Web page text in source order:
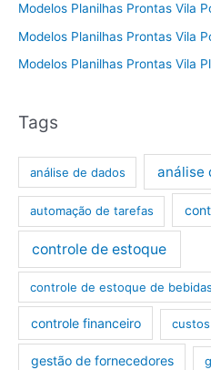
Modelos Planilhas Prontas Vila
Modelos Planilhas Prontas Vila
Modelos Planilhas Prontas Vila
Tags
análise de dados análise
automação de tarefas
controle de estoque
controle de estoque de bebidas
controle financeiro
gestão de fornecedores